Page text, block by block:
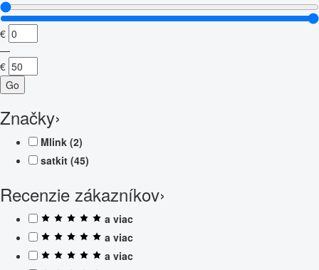
€
—
€
Go
Značky›
Mlink (2)
satkit (45)
Recenzie zákazníkov›
a viac
a viac
a viac